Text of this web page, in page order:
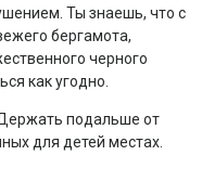
Ты знаешь, что с
бергамота,
черного
как угодно.
подальше от
для детей местах.